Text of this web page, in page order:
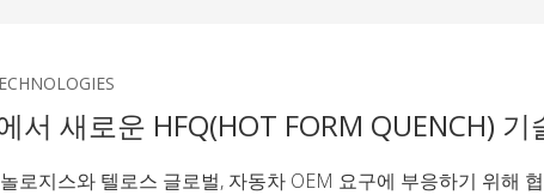
서 새로운 HFQ(HOT FORM QUENCH)
로지스와 텔로스 글로벌, 자동차 OEM 요구에 부응하기 위해